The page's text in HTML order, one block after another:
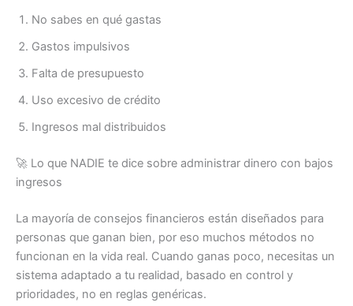
No sabes en qué gastas
Gastos impulsivos
Falta de presupuesto
Uso excesivo de crédito
Ingresos mal distribuidos
🚀 Lo que NADIE te dice sobre administrar dinero con bajos
ingresos
La mayoría de consejos financieros están diseñados para
personas que ganan bien, por eso muchos métodos no
funcionan en la vida real. Cuando ganas poco, necesitas un
sistema adaptado a tu realidad, basado en control y
prioridades, no en reglas genéricas.